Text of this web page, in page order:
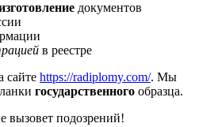
документов
в реестре
сайте https://radiplomy.com/. Мы
государственного образца.
вызовет подозрений!